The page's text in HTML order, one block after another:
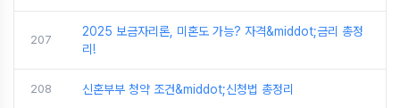
207
2025 보금자리론, 미혼도 가능? 자격&middot;금리 총정
리!
208 신혼부부 청약 조건&middot;신청법 총정리